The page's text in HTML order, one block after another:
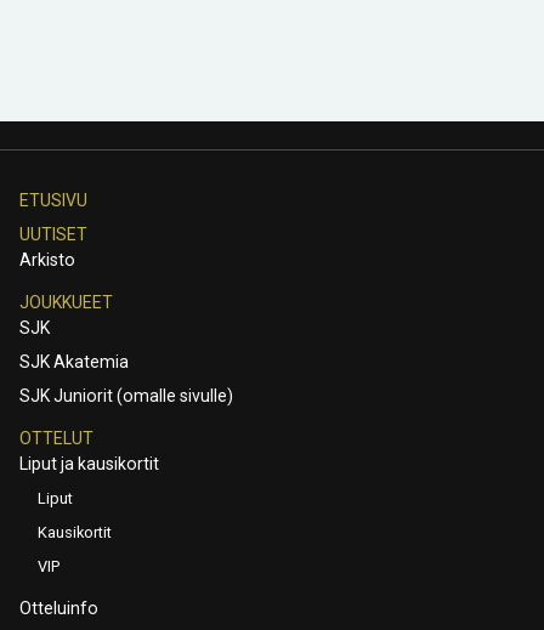
ETUSIVU
UUTISET
Arkisto
JOUKKUEET
SJK
SJK Akatemia
SJK Juniorit (omalle sivulle)
OTTELUT
Liput ja kausikortit
Liput
Kausikortit
VIP
Otteluinfo